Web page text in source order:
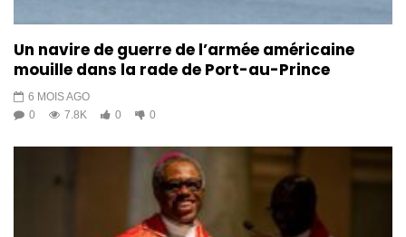
Un navire de guerre de l’armée américaine
mouille dans la rade de Port-au-Prince
6 MOIS AGO
0
7.8K 0 0